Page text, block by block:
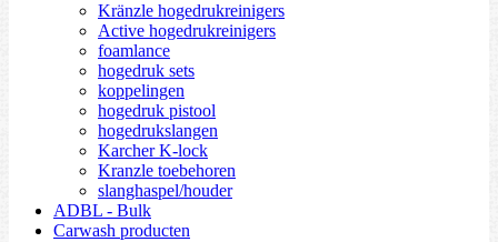
Kränzle hogedrukreinigers
Active hogedrukreinigers
foamlance
hogedruk sets
koppelingen
hogedruk pistool
hogedrukslangen
Karcher K-lock
Kranzle toebehoren
slanghaspel/houder
ADBL - Bulk
Carwash producten